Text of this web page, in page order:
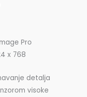
Pro
x 768
detalja
visoke